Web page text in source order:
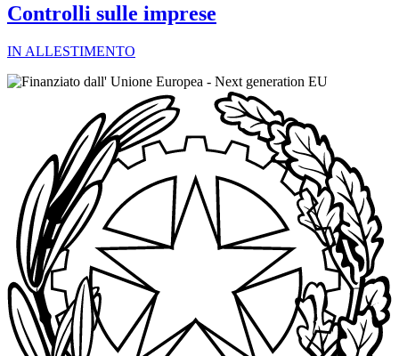
Controlli sulle imprese
IN ALLESTIMENTO